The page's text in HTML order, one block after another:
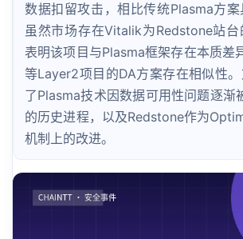
数据扣留攻击，相比传统Plasma方案
虽然市场存在Vitalik为Redstone站
表明该项目与Plasma框架存在本质差
等Layer2项目的DA方案存在相似性
了Plasma技术因数据可用性问题逐渐
的历史进程，以及Redstone作为
机制上的改进。